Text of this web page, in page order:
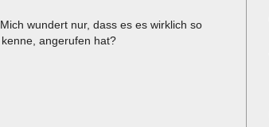
wundert nur, dass es es wirklich so
angerufen hat?